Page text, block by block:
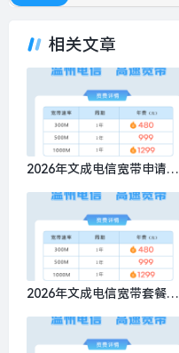
相关文章
2026年文成电信宽带申请，
2026年文成电信宽带套餐办